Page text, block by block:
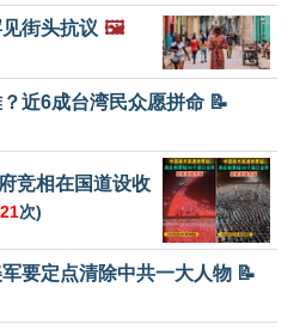
街头抗议 🖼️
近6成台湾民众愿拼命 📝
竞相在国道设收
次)
要定点清除中共一大人物 📝